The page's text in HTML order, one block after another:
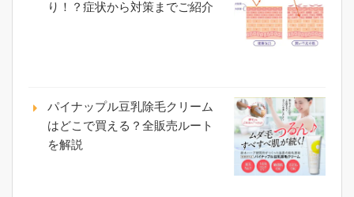
り！？症状から対策までご紹介
パイナップル豆乳除毛クリーム
はどこで買える？全販売ルート
を解説